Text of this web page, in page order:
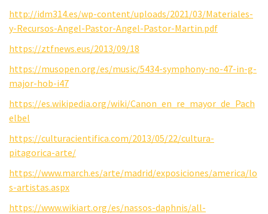
http://idm314.es/wp-content/uploads/2021/03/Materiales-
y-Recursos-Angel-Pastor-Angel-Pastor-Martin.pdf
https://ztfnews.eus/2013/09/18
https://musopen.org/es/music/5434-symphony-no-47-in-g-
major-hob-i47
https://es.wikipedia.org/wiki/Canon_en_re_mayor_de_Pach
elbel
https://culturacientifica.com/2013/05/22/cultura-
pitagorica-arte/
https://www.march.es/arte/madrid/exposiciones/america/lo
s-artistas.aspx
https://www.wikiart.org/es/nassos-daphnis/all-